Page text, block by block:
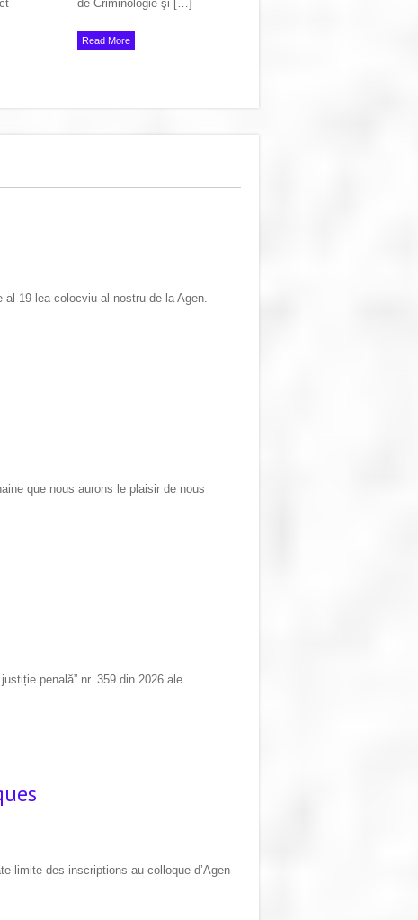
de Criminologie şi […]
Read More
19-lea colocviu al nostru de la Agen.
que nous aurons le plaisir de nous
penală” nr. 359 din 2026 ale
limite des inscriptions au colloque d’Agen